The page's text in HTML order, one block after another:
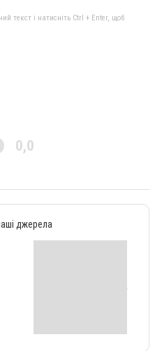
текст і натисніть Ctrl + Enter, щоб
0,0
джерела